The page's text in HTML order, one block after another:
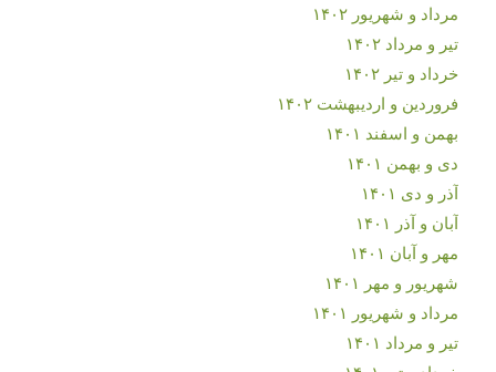
مرداد و شهریور ۱۴۰۲
تیر و مرداد ۱۴۰۲
خرداد و تیر ۱۴۰۲
فروردین و اردیبهشت ۱۴۰۲
بهمن و اسفند ۱۴۰۱
دی و بهمن ۱۴۰۱
آذر و دی ۱۴۰۱
آبان و آذر ۱۴۰۱
مهر و آبان ۱۴۰۱
شهریور و مهر ۱۴۰۱
مرداد و شهریور ۱۴۰۱
تیر و مرداد ۱۴۰۱